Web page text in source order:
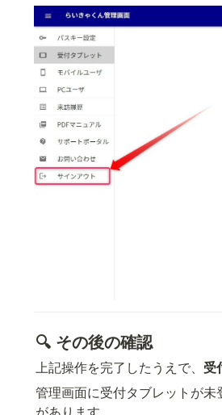
🔍 その後の確認
上記操作を完了したうえで、 受
管理画面に受付タブレットが
があります。